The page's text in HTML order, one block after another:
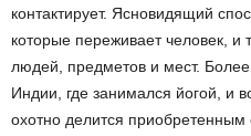
контактирует. Ясновидящий
которые переживает человек, и
людей, предметов и мест.
Индии, где занимался йогой, и
охотно делится